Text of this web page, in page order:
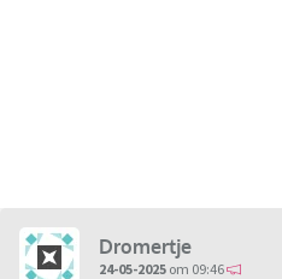
Dromertje
24-05-2025 om 09:46